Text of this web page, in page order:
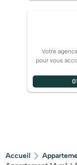
Votre
pour vous
Accueil